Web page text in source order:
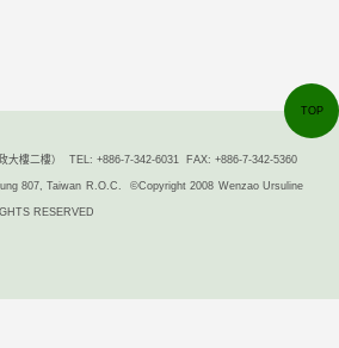
大樓二樓） TEL: +886-7-342-6031 FAX: +886-7-342-5360
807, Taiwan R.O.C. ©Copyright 2008 Wenzao Ursuline
RESERVED
TOP